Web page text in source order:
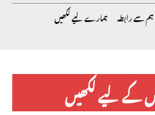
ہم سے رابطہ ہمارے لیے لکھیں
کے لیے لکھیں